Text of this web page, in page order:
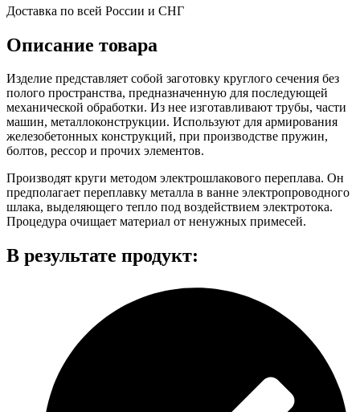
Доставка по всей России и СНГ
Описание товара
Изделие представляет собой заготовку круглого сечения без
полого пространства, предназначенную для последующей
механической обработки. Из нее изготавливают трубы, части
машин, металлоконструкции. Используют для армирования
железобетонных конструкций, при производстве пружин,
болтов, рессор и прочих элементов.
Производят круги методом электрошлакового переплава. Он
предполагает переплавку металла в ванне электропроводного
шлака, выделяющего тепло под воздействием электротока.
Процедура очищает материал от ненужных примесей.
В результате продукт: